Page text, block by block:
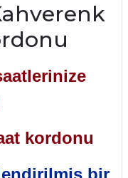
kordonu
bir